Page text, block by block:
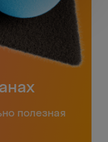
полезная